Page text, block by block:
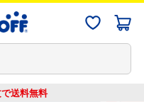
送料無料